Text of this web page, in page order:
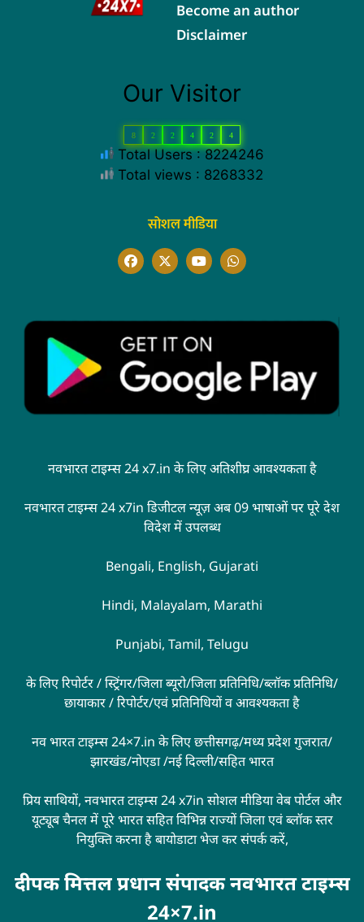
Become an author
Disclaimer
Our Visitor
8 2 2 4 2 4
Total Users : 8224246
Total views : 8268332
सोशल मीडिया
नवभारत टाइम्स 24 x7.in के लिए अतिशीघ्र आवश्यकता है
नवभारत टाइम्स 24 x7in डिजीटल न्यूज़ अब 09 भाषाओं पर पूरे देश
विदेश में उपलब्ध
Bengali, English, Gujarati
Hindi, Malayalam, Marathi
Punjabi, Tamil, Telugu
के लिए रिपोर्टर / स्ट्रिंगर/जिला ब्यूरो/जिला प्रतिनिधि/ब्लॉक प्रतिनिधि/
छायाकार / रिपोर्टर/एवं प्रतिनिधियों व आवश्यकता है
नव भारत टाइम्स 24×7.in के लिए छत्तीसगढ़/मध्य प्रदेश गुजरात/
झारखंड/नोएडा /नई दिल्ली/सहित भारत
प्रिय साथियों, नवभारत टाइम्स 24 x7in सोशल मीडिया वेब पोर्टल और
यूट्यूब चैनल में पूरे भारत सहित विभिन्न राज्यों जिला एवं ब्लॉक स्तर
नियुक्ति करना है बायोडाटा भेज कर संपर्क करें,
दीपक मित्तल प्रधान संपादक नवभारत टाइम्स
24×7.in